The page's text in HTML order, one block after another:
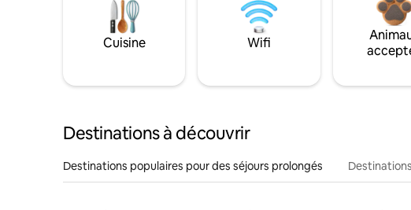
Cuisine Wifi
Destinations à découvrir
Destinations populaires pour des séjours prolongés